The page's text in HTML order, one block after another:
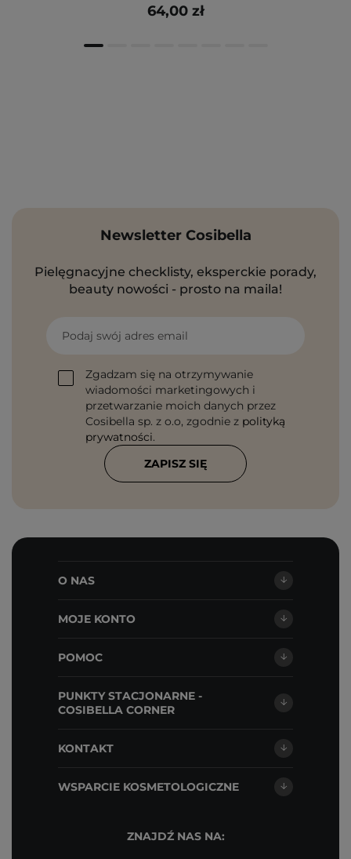
64,00 zł
Newsletter Cosibella
Pielęgnacyjne checklisty, eksperckie porady,
beauty nowości - prosto na maila!
Podaj swój adres email
Zgadzam się na otrzymywanie
wiadomości marketingowych i
przetwarzanie moich danych przez
Cosibella sp. z o.o, zgodnie z polityką
prywatności.
ZAPISZ SIĘ
O NAS
MOJE KONTO
POMOC
PUNKTY STACJONARNE -
COSIBELLA CORNER
KONTAKT
WSPARCIE KOSMETOLOGICZNE
ZNAJDŹ NAS NA: